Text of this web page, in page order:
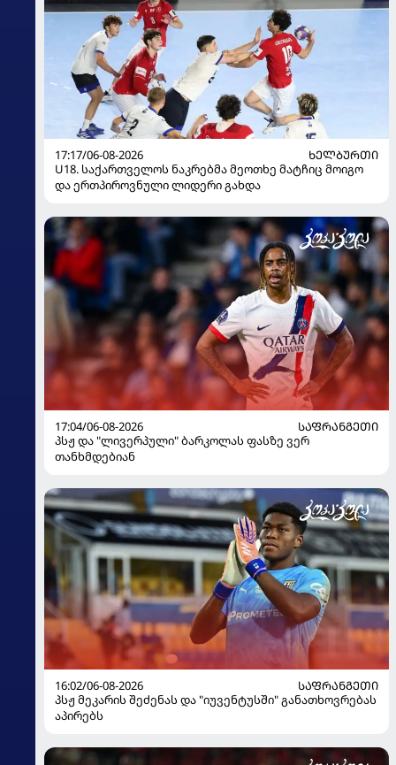
17:17/06-08-2026
ᲮᲔᲚᲑᲣᲠᲗᲘ
U18. საქართველოს ნაკრებმა მეოთხე მატჩიც მოიგო
და ერთპიროვნული ლიდერი გახდა
17:04/06-08-2026
ᲡᲐᲤᲠᲐᲜᲒᲔᲗᲘ
პსჟ და "ლივერპული" ბარკოლას ფასზე ვერ
თანხმდებიან
16:02/06-08-2026
ᲡᲐᲤᲠᲐᲜᲒᲔᲗᲘ
პსჟ მეკარის შეძენას და "იუვენტუსში" განათხოვრებას
აპირებს